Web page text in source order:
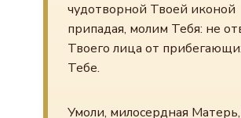
чудотворной Твоей иконой
припадая, молим Тебя: не
Твоего лица от
Тебе.
Умоли, милосердная